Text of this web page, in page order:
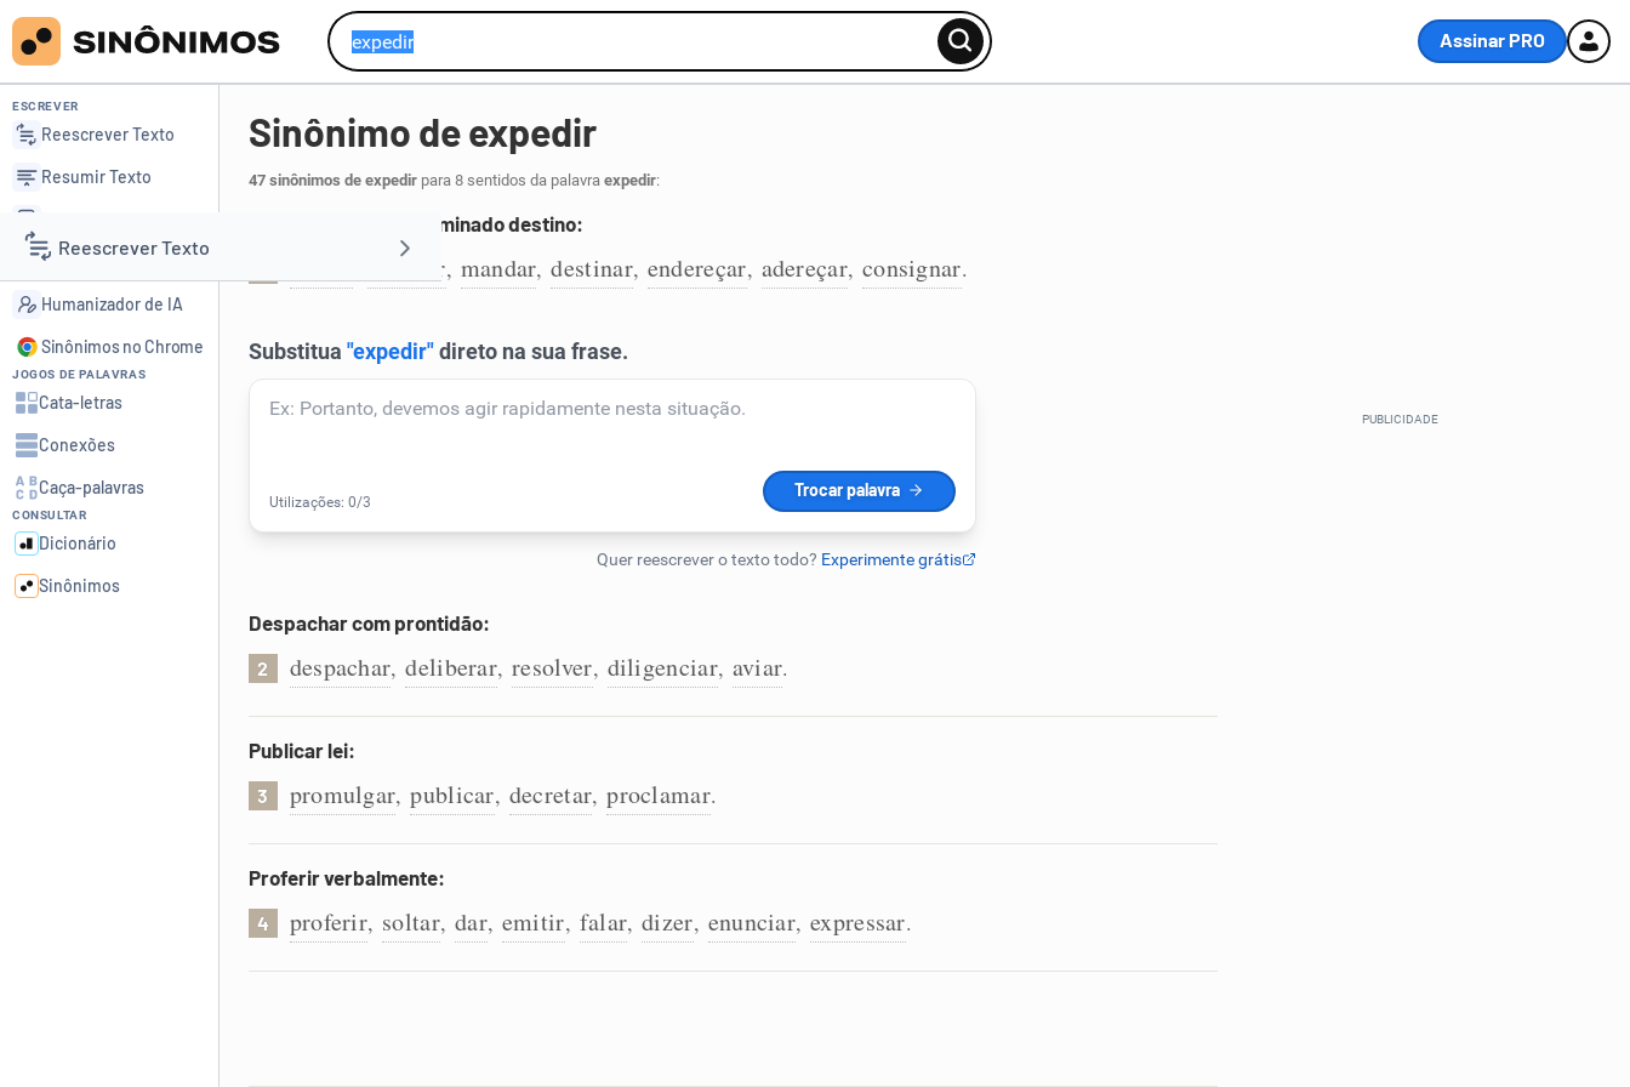
Assinar PRO
Reescrever Texto
Resumir Texto
Corrigir Texto
Detector de IA
Humanizador de IA
ESCREVER
Reescrever Texto
Resumir Texto
Detector de IA
Humanizador de IA
Sinônimos no Chrome
JOGOS DE PALAVRAS
Cata-letras
Conexões
Caça-palavras
CONSULTAR
Dicionário
Sinônimos
Sinônimo de expedir
47 sinônimos de expedirpara 8 sentidos da palavra expedir:
Enviar para um determinado destino:
remeter, mandar, destinar, endereçar, adereçar, consignar.
Despachar com prontidão:
2 despachar, deliberar, resolver, diligenciar, aviar.
Publicar lei:
3 promulgar, publicar, decretar, proclamar.
Proferir verbalmente:
4 proferir, soltar, dar, emitir, falar, dizer, enunciar, expressar.